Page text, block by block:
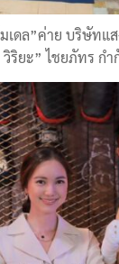
เดล”ค่าย บริษัท
ริยะ” ไชยภัทร กำ